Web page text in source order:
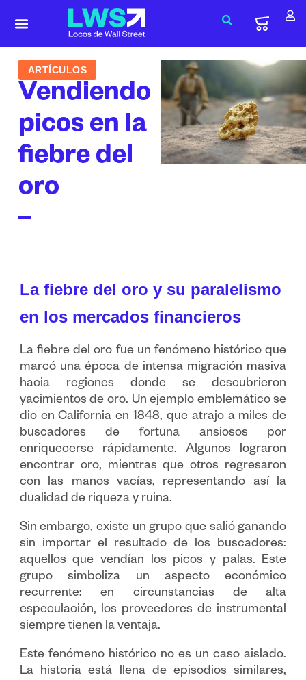
ARTÍCULOS
Vendiendo
picos en la
fiebre del
oro
La fiebre del oro y su paralelismo
en los mercados financieros
La fiebre del oro fue un fenómeno histórico que
marcó una época de intensa migración masiva
hacia regiones donde se descubrieron
yacimientos de oro. Un ejemplo emblemático se
dio en California en 1848, que atrajo a miles de
buscadores de fortuna ansiosos por
enriquecerse rápidamente. Algunos lograron
encontrar oro, mientras que otros regresaron
con las manos vacías, representando así la
dualidad de riqueza y ruina.
Sin embargo, existe un grupo que salió ganando
sin importar el resultado de los buscadores:
aquellos que vendían los picos y palas. Este
grupo simboliza un aspecto económico
recurrente: en circunstancias de alta
especulación, los proveedores de instrumental
siempre tienen la ventaja.
Este fenómeno histórico no es un caso aislado.
La historia está llena de episodios similares,